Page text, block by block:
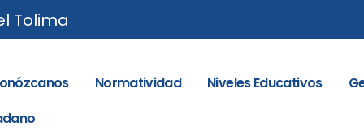
Tolima
Normatividad Niveles Educativos